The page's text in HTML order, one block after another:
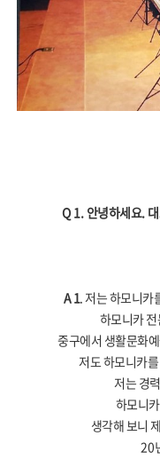
Q 1. 안녕하세요.
A 1. 저는 하모니카
하모니카
중구에서 생활문화
저도 하모니카
저는 경
하모니
생각해 보니
20